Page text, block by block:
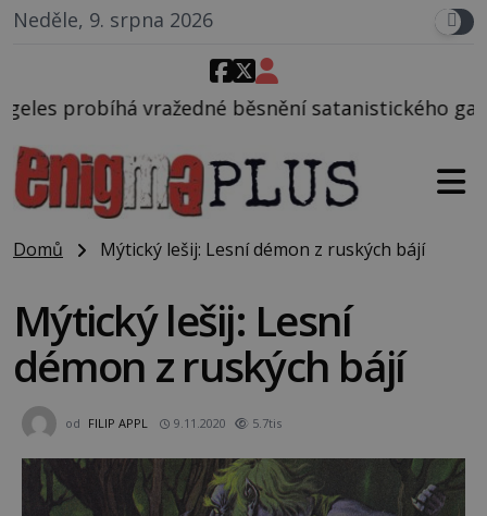
Neděle, 9. srpna 2026
satanistického gangu vedeného
Domů Mýtický lešij: Lesní démon z ruských bájí
Mýtický lešij: Lesní
démon z ruských bájí
od FILIP APPL 9.11.2020 5.7tis